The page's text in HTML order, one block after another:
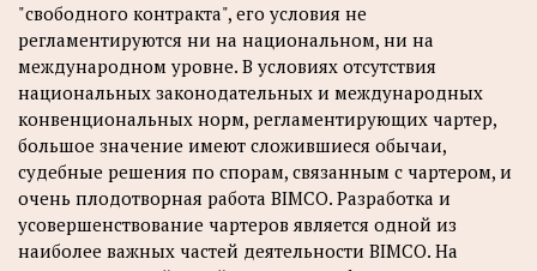
"свободного контракта", его условия не
регламентируются ни на национальном, ни на
международном уровне. В условиях отсутствия
национальных законодательных и международных
конвенциональных норм, регламентирующих чартер,
большое значение имеют сложившиеся обычаи,
судебные решения по спорам, связанным с чартером, и
очень плодотворная работа BIMCO. Разработка и
усовершенствование чартеров является одной из
наиболее важных частей деятельности BIMCO. На